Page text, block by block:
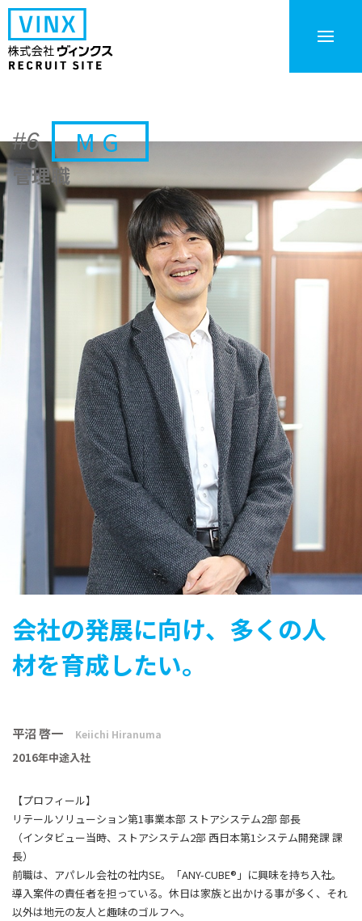
#6 MG
管理職
会社の発展に向け、多くの人
材を育成したい。
平沼 啓一 Keiichi Hiranuma
2016年中途入社
【プロフィール】
リテールソリューション第1事業本部 ストアシステム2部 部長
（インタビュー当時、ストアシステム2部 西日本第1システム開発課 課
長）
前職は、アパレル会社の社内SE。「ANY-CUBE®」に興味を持ち入社。
導入案件の責任者を担っている。休日は家族と出かける事が多く、それ
以外は地元の友人と趣味のゴルフへ。